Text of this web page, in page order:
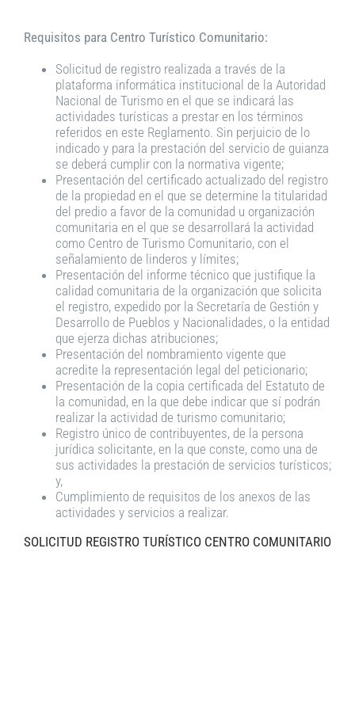
Requisitos para Centro Turístico Comunitario:
Solicitud de registro realizada a través de la
plataforma informática institucional de la Autoridad
Nacional de Turismo en el que se indicará las
actividades turísticas a prestar en los términos
referidos en este Reglamento. Sin perjuicio de lo
indicado y para la prestación del servicio de guianza
se deberá cumplir con la normativa vigente;
Presentación del certificado actualizado del registro
de la propiedad en el que se determine la titularidad
del predio a favor de la comunidad u organización
comunitaria en el que se desarrollará la actividad
como Centro de Turismo Comunitario, con el
señalamiento de linderos y límites;
Presentación del informe técnico que justifique la
calidad comunitaria de la organización que solicita
el registro, expedido por la Secretaría de Gestión y
Desarrollo de Pueblos y Nacionalidades, o la entidad
que ejerza dichas atribuciones;
Presentación del nombramiento vigente que
acredite la representación legal del peticionario;
Presentación de la copia certificada del Estatuto de
la comunidad, en la que debe indicar que sí podrán
realizar la actividad de turismo comunitario;
Registro único de contribuyentes, de la persona
jurídica solicitante, en la que conste, como una de
sus actividades la prestación de servicios turísticos;
y,
Cumplimiento de requisitos de los anexos de las
actividades y servicios a realizar.
SOLICITUD REGISTRO TURÍSTICO CENTRO COMUNITARIO